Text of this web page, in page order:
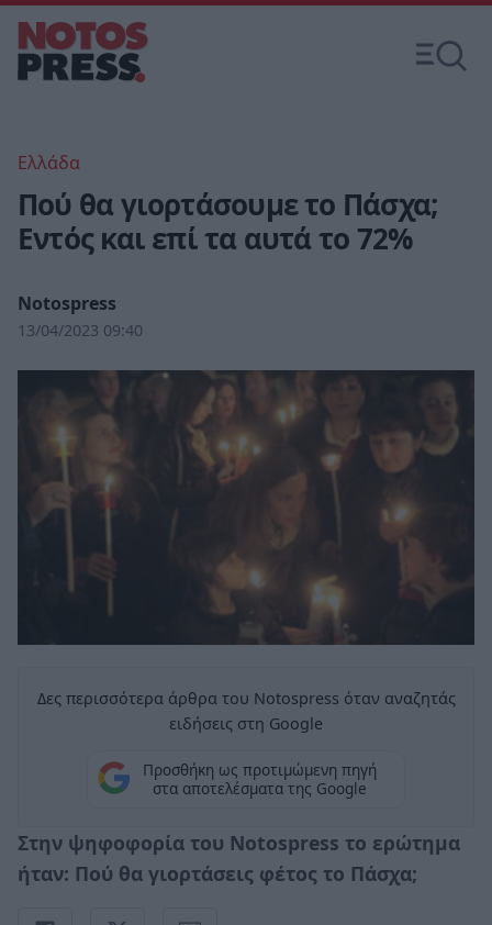
Ελλάδα
Πού θα γιορτάσουμε το Πάσχα;
Εντός και επί τα αυτά το 72%
Notospress
13/04/2023 09:40
Δες περισσότερα άρθρα του Notospress όταν αναζητάς
ειδήσεις στη Google
Προσθήκη ως προτιμώμενη πηγή
στα αποτελέσματα της Google
Στην ψηφοφορία του Notospress το ερώτημα
ήταν: Πού θα γιορτάσεις φέτος το Πάσχα;